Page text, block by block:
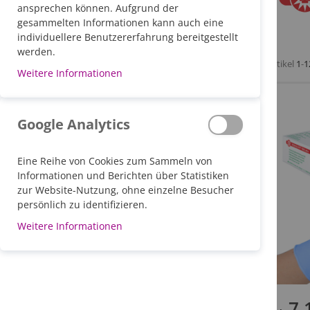
Artikel 1-
ansprechen können. Aufgrund der
gesammelten Informationen kann auch eine
individuellere Benutzererfahrung bereitgestellt
werden.
Weitere Informationen
Google Analytics
Eine Reihe von Cookies zum Sammeln von
Informationen und Berichten über Statistiken
zur Website-Nutzung, ohne einzelne Besucher
persönlich zu identifizieren.
Weitere Informationen